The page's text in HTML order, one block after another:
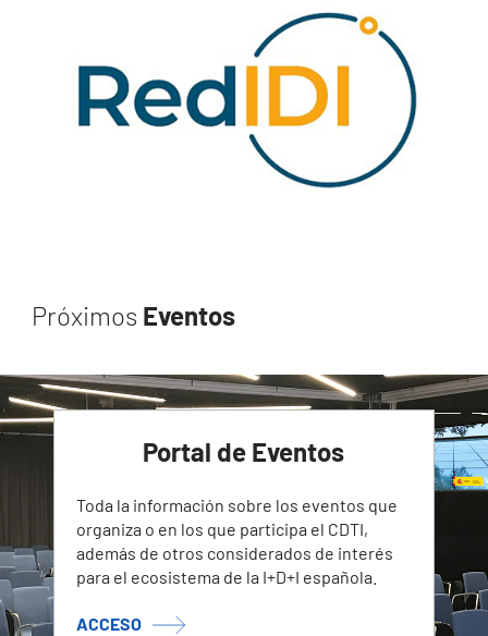
Próximos Eventos
Portal de Eventos
Toda la información sobre los eventos que
organiza o en los que participa el CDTI,
además de otros considerados de interés
para el ecosistema de la I+D+I española.
ACCESO